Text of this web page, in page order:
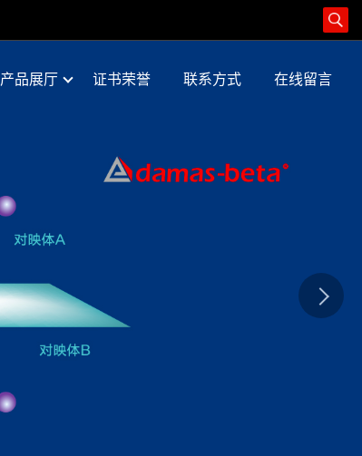
产品展厅 证书荣誉 联系方式 在线留言